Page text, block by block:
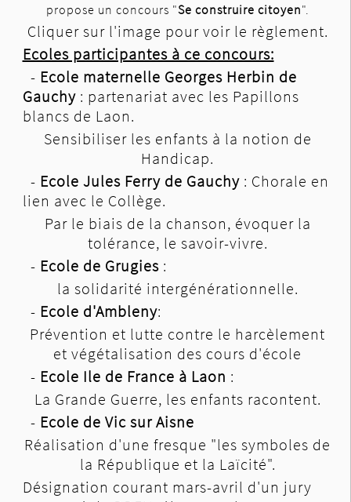
propose un concours "Se construire citoyen".
Cliquer sur l'image pour voir le règlement.
Ecoles participantes à ce concours:
- Ecole maternelle Georges Herbin de
Gauchy : partenariat avec les Papillons
blancs de Laon.
Sensibiliser les enfants à la notion de
Handicap.
- Ecole Jules Ferry de Gauchy : Chorale en
lien avec le Collège.
Par le biais de la chanson, évoquer la
tolérance, le savoir-vivre.
- Ecole de Grugies:
la solidarité intergénérationnelle.
- Ecole d'Ambleny:
Prévention et lutte contre le harcèlement
et végétalisation des cours d'école
- Ecole Ile de France à Laon :
La Grande Guerre, les enfants racontent.
- Ecole de Vic sur Aisne
Réalisation d'une fresque "les symboles de
la République et la Laïcité".
Désignation courant mars-avril d'un jury